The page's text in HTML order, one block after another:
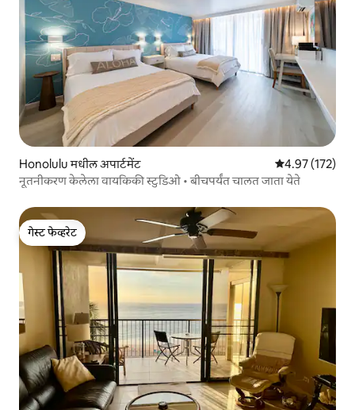
Honolulu मधील अपार्टमेंट 5 पैकी 4.97
4.97 (172)
नूतनीकरण केलेला वायकिकी स्टुडिओ • बीचपर्यंत चालत जाता येते
गेस्ट फेव्हरेट
गेस्ट फेव्हरेट